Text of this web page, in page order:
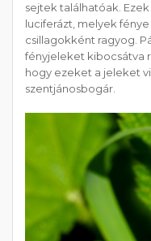
sejtek találhatóak.
luciferázt, melyek
csillagokként ragyog.
fényjeleket kibocsátva
hogy ezeket a jeleket
szentjánosbogár.